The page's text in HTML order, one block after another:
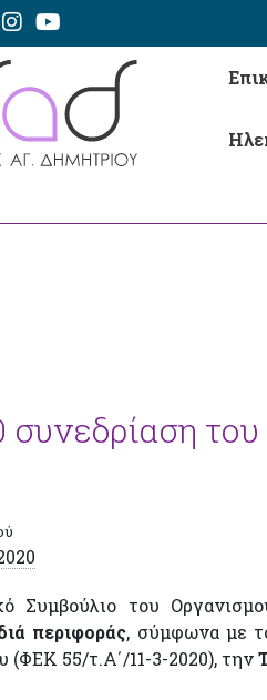
συνεδρίαση
Συμβούλιο του
περιφοράς, σύμφωνα με
(ΦΕΚ 55/τ.Α΄/11-3-2020), την